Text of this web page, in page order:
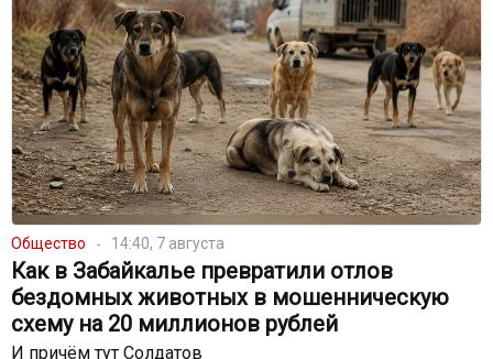
Общество 14:40, 7 августа
Как в Забайкалье превратили отлов
бездомных животных в мошенническую
схему на 20 миллионов рублей
И причём тут Солдатов